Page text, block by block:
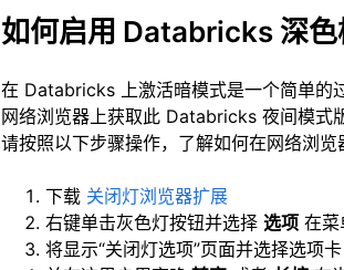
如何启用 Databricks 深色
在 Databricks 上激活暗模式是一个简单的
网络浏览器上获取此 Databricks 夜间模式
请按照以下步骤操作，了解如何在网络浏览
下载 关闭灯浏览器扩展
右键单击灰色灯按钮并选择选项 在菜
将显示“关闭灯选项”页面并选择选项